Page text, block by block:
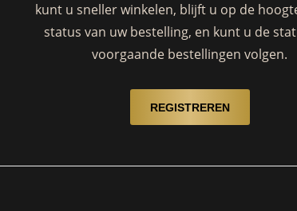
kunt u sneller winkelen, blijft u op de
status van uw bestelling, en kunt u de
voorgaande bestellingen volgen.